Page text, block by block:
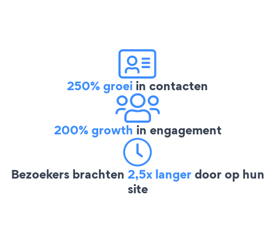
250% groei in contacten
200% growth in engagement
Bezoekers brachten 2,5x langerdoor op hun
site